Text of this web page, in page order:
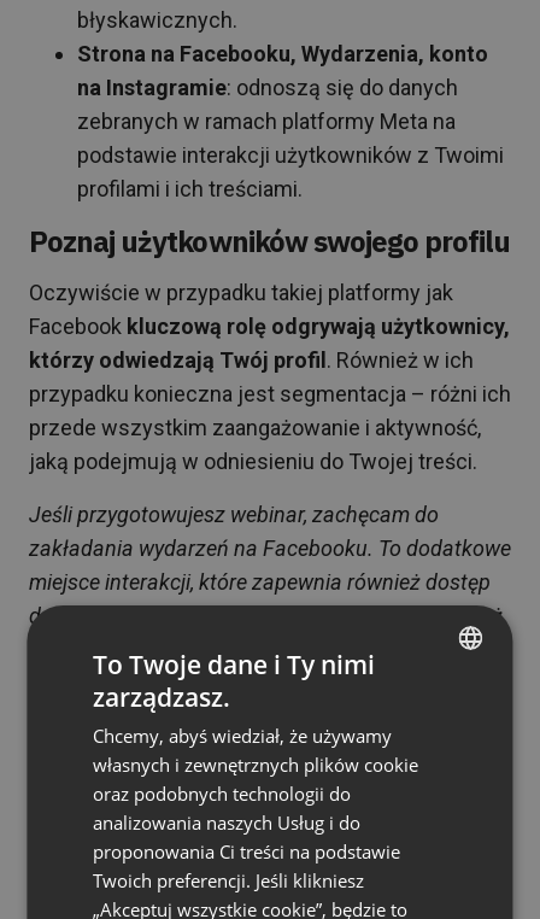
błyskawicznych.
Strona na Facebooku, Wydarzenia, konto
na Instagramie: odnoszą się do danych
zebranych w ramach platformy Meta na
podstawie interakcji użytkowników z Twoimi
profilami i ich treściami.
Poznaj użytkowników swojego profilu
Oczywiście w przypadku takiej platformy jak
Facebook kluczową rolę odgrywają użytkownicy,
którzy odwiedzają Twój profil. Również w ich
przypadku konieczna jest segmentacja – różni ich
przede wszystkim zaangażowanie i aktywność,
jaką podejmują w odniesieniu do Twojej treści.
Jeśli przygotowujesz webinar, zachęcam do
zakładania wydarzeń na Facebooku. To dodatkowe
miejsce interakcji, które zapewnia również dostęp
do dodatkowych danych. Strony wydarzeń również
mogą być wykorzystywane w remarketingu. Osoby,
które zadeklarowały obecność, mogą być
chociażby wykluczane z dalszej promocji.
Polecane formaty reklam
W przypadku Facebooka formatem, który świetnie
się sprawdza, jest reklama karuzelowa.
FRENCH
RUSSIAN
SPANISH
To Twoje dane i Ty nimi
zarządzasz.
Chcemy, abyś wiedział, że używamy
własnych i zewnętrznych plików cookie
oraz podobnych technologii do
analizowania naszych Usług i do
proponowania Ci treści na podstawie
Twoich preferencji. Jeśli klikniesz
„Akceptuj wszystkie cookie”, będzie to